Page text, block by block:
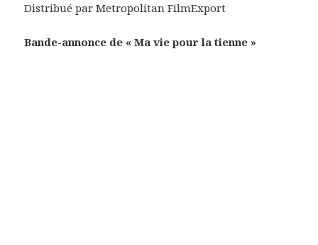
Distribué par Metropolitan FilmExport
Bande-annonce de « Ma vie pour la tienne »